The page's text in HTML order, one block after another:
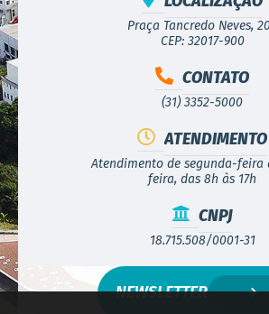
Praça Tancredo Neves,
CEP: 32017-900
CONTATO
(31) 3352-5000
ATENDIMENTO
Atendimento de segunda-feira
feira, das 8h às 17h
CNPJ
18.715.508/0001-31
NEWSLETTER